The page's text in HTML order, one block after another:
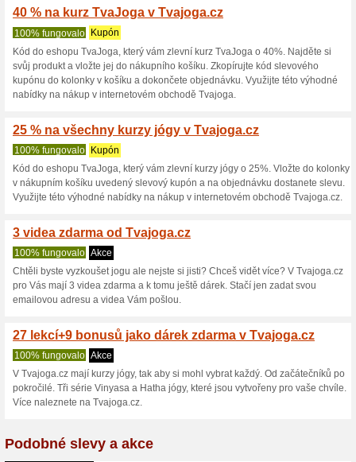
Aktuální slevy a
40 % na online kurz
100% fungovalo Kupón
Kód do eshopu TvaJoga,
uplatníte tak, že do určené
slevový kód/kupón a nebo
výhodně v e-shopu Tvajoga.
30 % na online kurzy